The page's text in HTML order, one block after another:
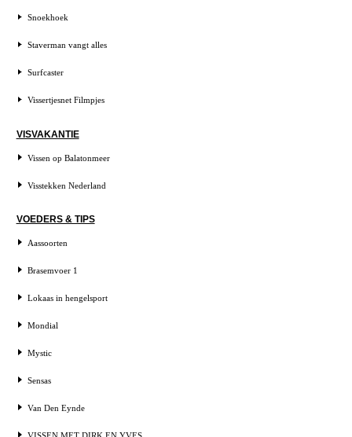
Snoekhoek
Staverman vangt alles
Surfcaster
Vissertjesnet Filmpjes
VISVAKANTIE
Vissen op Balatonmeer
Visstekken Nederland
VOEDERS & TIPS
Aassoorten
Brasemvoer 1
Lokaas in hengelsport
Mondial
Mystic
Sensas
Van Den Eynde